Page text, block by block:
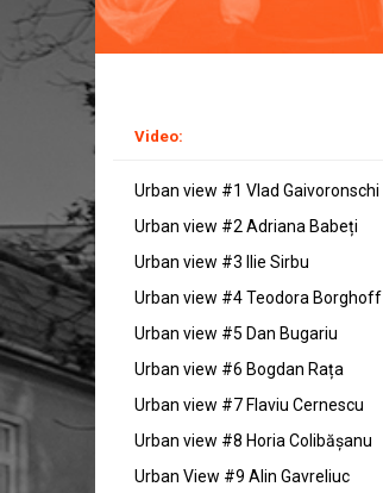
Video:
Urban view #1 Vlad Gaivoronschi
Urban view #2 Adriana Babeți
Urban view #3 Ilie Sirbu
Urban view #4 Teodora Borghoff
Urban view #5 Dan Bugariu
Urban view #6 Bogdan Rața
Urban view #7 Flaviu Cernescu
Urban view #8 Horia Colibășanu
Urban View #9 Alin Gavreliuc